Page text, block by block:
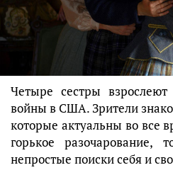
Четыре сестры
войны в США. Зрители
которые актуальны во все
горькое разочарование,
непростые поиски себя и